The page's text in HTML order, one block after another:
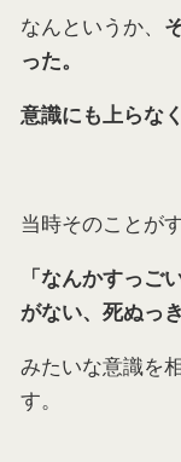
なんというか、
った。
意識にも上らな
当時そのことが
「なんかすっご
がない、死ぬっ
みたいな意識を
す。